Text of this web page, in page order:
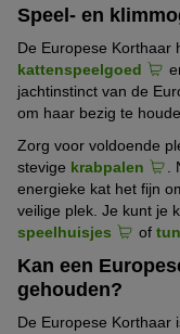
Speel- en
De Europese Korthaar
kattenspeelgoed
jachtinstinct van de
om haar bezig te
Zorg voor voldoende
stevige krabpalen
.
energieke kat het fijn
veilige plek. Je kunt je
speelhuisjes
of
Kan een
gehouden?
De Europese Korthaar